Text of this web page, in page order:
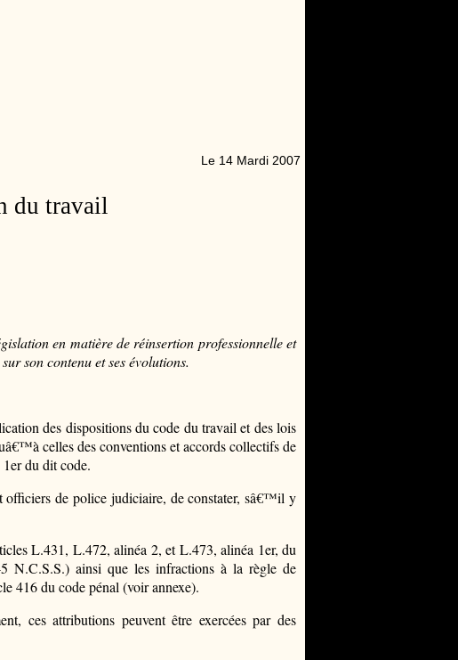
Le 14 Mardi 2007
du travail
en matière de réinsertion professionnelle et
son contenu et ses évolutions.
des dispositions du code du travail et des lois
celles des conventions et accords collectifs de
du dit code.
officiers de police judiciaire, de constater, sâ€™il y
L.431, L.472, alinéa 2, et L.473, alinéa 1er, du
N.C.S.S.) ainsi que les infractions à la règle de
416 du code pénal (voir annexe).
ces attributions peuvent être exercées par des